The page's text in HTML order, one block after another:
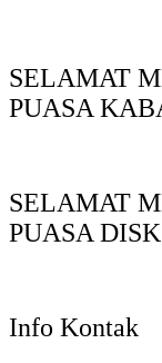
SELAMAT
PUASA
SELAMAT
PUASA
Info Kontak